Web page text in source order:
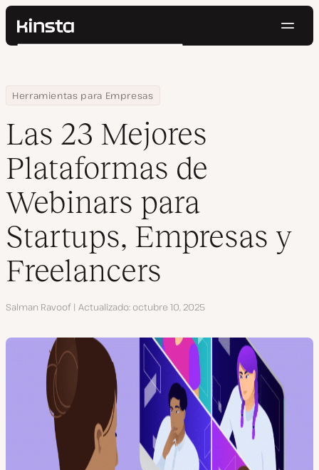
Kinsta®
Precios
Contacto
Buscar
Home
Centro de Recursos
Blog
Herramientas para Empresas
Las 23 Mejores Plataformas de Webinars para Startups,
Las 23 Mejores
Plataformas de
Webinars para
Startups, Empresas y
Freelancers
Autor
Salman Ravoof Actualizado octubre 10, 2025